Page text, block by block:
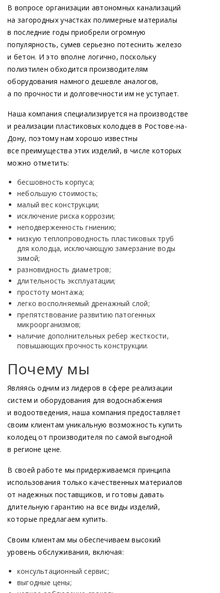
В вопросе организации автономных канализаций
на загородных участках полимерные материалы
в последние годы приобрели огромную
популярность, сумев серьезно потеснить железо
и бетон. И это вполне логично, поскольку
полиэтилен обходится производителям
оборудования намного дешевле аналогов,
а по прочности и долговечности им не уступает.
Наша компания специализируется на производстве
и реализации пластиковых колодцев в Ростове-на-
Дону, поэтому нам хорошо известны
все преимущества этих изделий, в числе которых
можно отметить:
бесшовность корпуса;
небольшую стоимость;
малый вес конструкции;
исключение риска коррозии;
неподверженность гниению;
низкую теплопроводность пластиковых труб
для колодца, исключающую замерзание воды
зимой;
разновидность диаметров;
длительность эксплуатации;
простоту монтажа;
легко восполняемый дренажный слой;
препятствование развитию патогенных
микроорганизмов;
наличие дополнительных ребер жесткости,
повышающих прочность конструкции.
Почему мы
Являясь одним из лидеров в сфере реализации
систем и оборудования для водоснабжения
и водоотведения, наша компания предоставляет
своим клиентам уникальную возможность купить
колодец от производителя по самой выгодной
в регионе цене.
В своей работе мы придерживаемся принципа
использования только качественных материалов
от надежных поставщиков, и готовы давать
длительную гарантию на все виды изделий,
которые предлагаем купить.
Своим клиентам мы обеспечиваем высокий
уровень обслуживания, включая:
консультационный сервис;
выгодные цены;